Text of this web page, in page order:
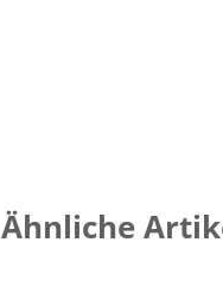
Ähnliche